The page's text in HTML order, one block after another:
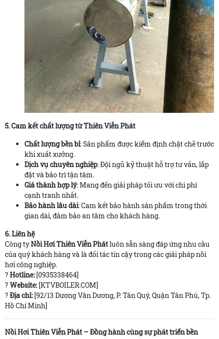
5. Cam kết chất lượng từ Thiên Viễn Phát
Chất lượng bền bỉ: Sản phẩm được kiểm định chặt chẽ trước
khi xuất xưởng.
Dịch vụ chuyên nghiệp: Đội ngũ kỹ thuật hỗ trợ tư vấn, lắp
đặt và bảo trì tận tâm.
Giá thành hợp lý: Mang đến giải pháp tối ưu với chi phí
cạnh tranh nhất.
Bảo hành lâu dài: Cam kết bảo hành sản phẩm trong thời
gian dài, đảm bảo an tâm cho khách hàng.
6. Liên hệ
Công tyNồi Hơi Thiên Viễn Phátluôn sẵn sàng đáp ứng nhu cầu
của quý khách hàng và là đối tác tin cậy trong các giải pháp nồi
hơi công nghiệp.
? Hotline: [0935338464]
? Website: [KTVBOILER.COM]
? Địa chỉ: [92/13 Dương Văn Dương, P. Tân Quý, Quận Tân Phú, Tp.
Hồ Chí Minh]
Nồi Hơi Thiên Viễn Phát – Đồng hành cùng sự phát triển bền